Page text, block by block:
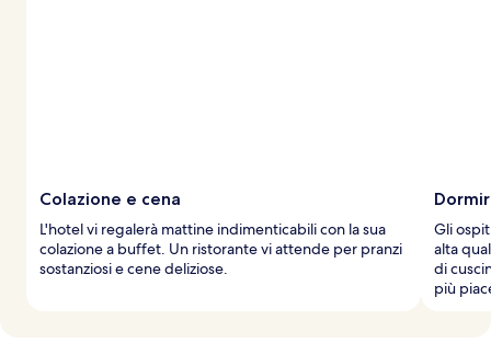
Colazione e cena
L'hotel vi regalerà mattine indimenticabili con la sua
colazione a buffet. Un ristorante vi attende per pranzi
sostanziosi e cene deliziose.
Gli
alta
di
più